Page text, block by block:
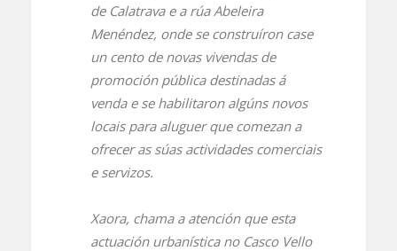
de Calatrava e a rúa Abeleira
Menéndez, onde se construíron case
un cento de novas vivendas de
promoción pública destinadas á
venda e se habilitaron algúns novos
locais para aluguer que comezan a
ofrecer as súas actividades comerciais
e servizos.
Xaora, chama a atención que esta
actuación urbanística no Casco Vello